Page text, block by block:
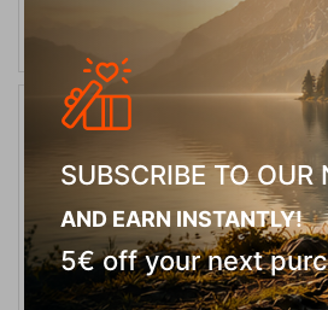
SUBSCRIBE TO OUR
AND EARN INSTANTLY!
5€ off your next